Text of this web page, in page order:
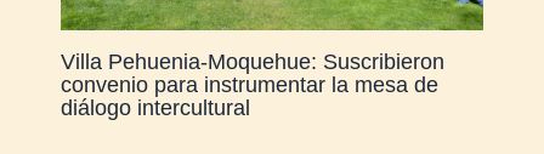
Villa Pehuenia-Moquehue: Suscribieron
convenio para instrumentar la mesa de
diálogo intercultural